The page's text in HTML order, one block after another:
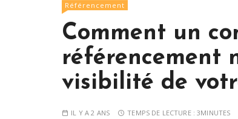
Référencement
Comment un
référencement
visibilité de
IL Y A 2 ANS TEMPS DE LECTURE :3MINUTES